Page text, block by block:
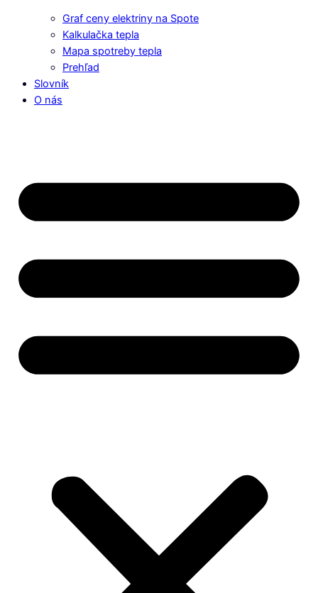
Graf ceny elektriny na Spote
Kalkulačka tepla
Mapa spotreby tepla
Prehľad
Slovník
O nás